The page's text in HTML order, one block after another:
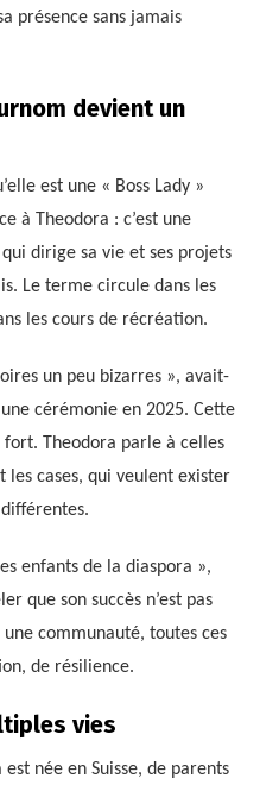
présence sans jamais
devient un
est une « Boss Lady »
à Theodora : c’est une
dirige sa vie et ses projets
Le terme circule dans les
les cours de récréation.
un peu bizarres », avait-
cérémonie en 2025. Cette
Theodora parle à celles
les cases, qui veulent exister
différentes.
enfants de la diaspora »,
que son succès n’est pas
communauté, toutes ces
de résilience.
vies
née en Suisse, de parents